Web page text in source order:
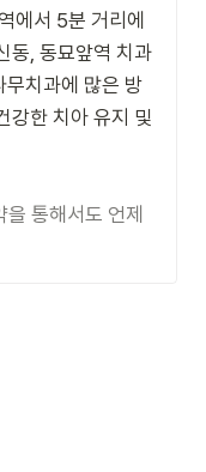
에서 5분 거리에
동, 동묘앞역 치과
무치과에 많은 방
강한 치아 유지 및
통해서도 언제